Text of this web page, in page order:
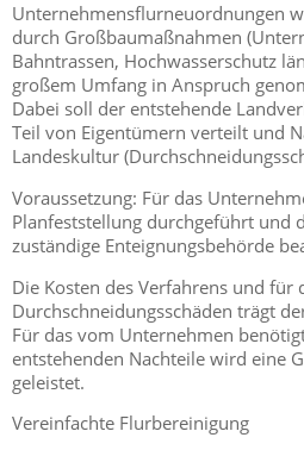
Unternehmensflurneuordnungen
durch Großbaumaßnahmen
Bahntrassen, Hochwasserschutz
großem Umfang in Anspruch
Dabei soll der entstehende
Teil von Eigentümern verteilt und
Landeskultur
Voraussetzung: Für das
Planfeststellung durchgeführt und
zuständige Enteignungsbehörde
Die Kosten des Verfahrens und für
Durchschneidungsschäden trägt
Für das vom Unternehmen
entstehenden Nachteile wird eine
geleistet.
Vereinfachte Flurbereinigung